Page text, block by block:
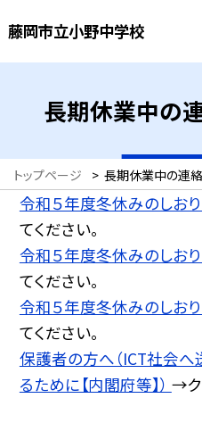
藤岡市立小野中学校
長期休業中の連
トップページ > 長期休業中の連絡
令和５年度冬休みのしおり
てください。
令和５年度冬休みのしおり
てください。
令和５年度冬休みのしおり
てください。
保護者の方へ（ICT社会へ
るために【内閣府等】） →ク